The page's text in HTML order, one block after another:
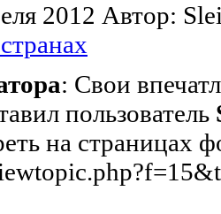
2012 Автор:
: Свои
пользователь
на страницах